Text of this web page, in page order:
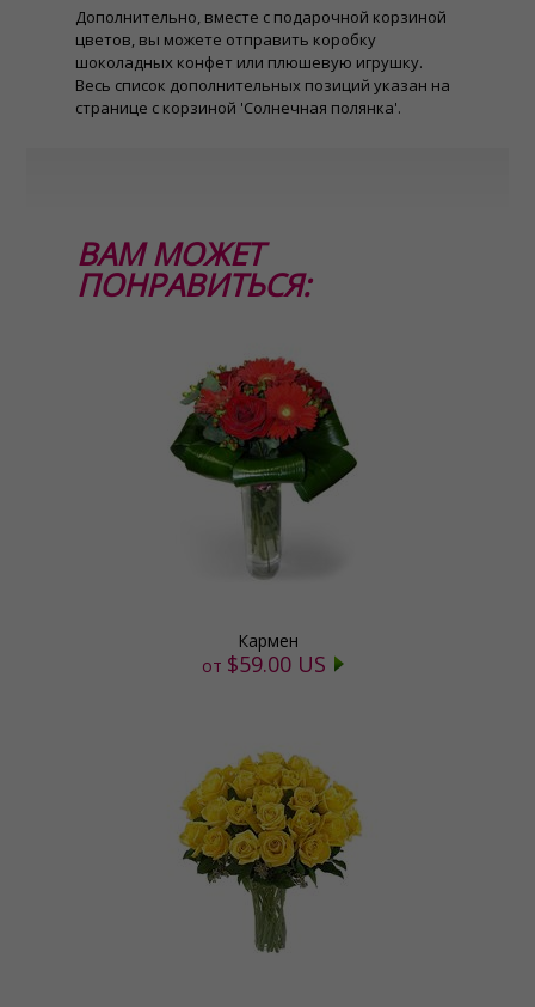
Дополнительно, вместе с подарочной корзиной
цветов, вы можете отправить коробку
шоколадных конфет или плюшевую игрушку.
Весь список дополнительных позиций указан на
странице с корзиной 'Солнечная полянка'.
ВАМ МОЖЕТ
ПОНРАВИТЬСЯ:
Кармен
от $59.00 US